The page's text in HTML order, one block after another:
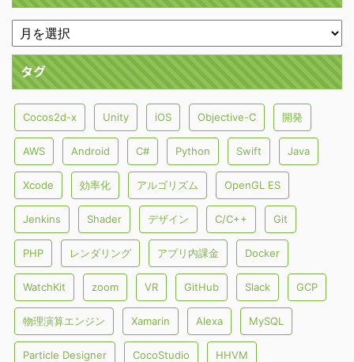
タグ
Cocos2d-x Unity iOS Objective-C 開発
AWS Android C# Python Swift Java
Xcode 効率化 アルゴリズム OpenGL ES
Jenkins Shader デザイン C/C++ Git
PHP レンダリング アプリ内課金 Docker
WatchKit zoom VR GitHub Slack GCP
物理演算エンジン Xamarin Alexa MySQL
Particle Designer CocoStudio HHVM